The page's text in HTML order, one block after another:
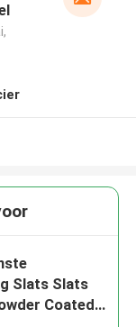
Slats Slats
Coated